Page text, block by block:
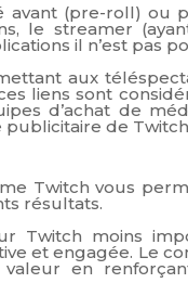
(pre-roll) ou
le streamer
il n’est pas
aux
liens sont
d’achat de
publicitaire de
Twitch vous
résultats.
Twitch moins
et engagée. Le
en